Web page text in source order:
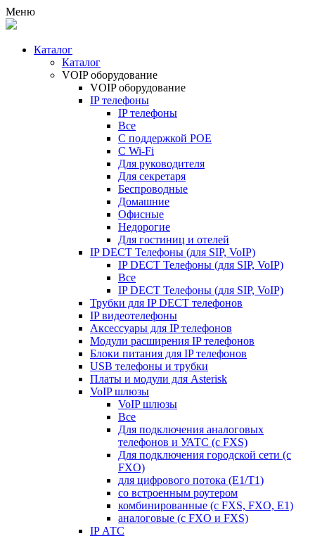
Меню
Каталог
Каталог
VOIP оборудование
VOIP оборудование
IP телефоны
IP телефоны
Все
С поддержкой POE
C Wi-Fi
Для руководителя
Для секретаря
Беспроводные
Домашние
Офисные
Недорогие
Для гостиниц и отелей
IP DECT Телефоны (для SIP, VoIP)
IP DECT Телефоны (для SIP, VoIP)
Все
IP DECT Телефоны (для SIP, VoIP)
Трубки для IP DECT телефонов
IP видеотелефоны
Аксессуары для IP телефонов
Модули расширения IP телефонов
Блоки питания для IP телефонов
USB телефоны и трубки
Платы и модули для Asterisk
VoIP шлюзы
VoIP шлюзы
Все
Для подключения аналоговых
телефонов и УАТС (с FXS)
Для подключения городской сети (с
FXO)
для цифрового потока (E1/T1)
со встроенным роутером
комбинированные (c FXS, FXO, E1)
аналоговые (с FXO и FXS)
IP АТС